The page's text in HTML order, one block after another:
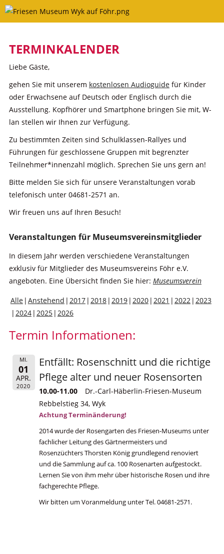
Skip
TERMINKALENDER
Liebe Gäste,
gehen Sie mit unserem kostenlosen Audioguidefür Kinder
oder Erwachsene auf Deutsch oder Englisch durch die
Ausstellung. Kopfhörer und Smartphone bringen Sie mit, W-
lan stellen wir Ihnen zur Verfügung.
Zu bestimmten Zeiten sind Schulklassen-Rallyes und
Führungen für geschlossene Gruppen mit begrenzter
Teilnehmer*innenzahl möglich. Sprechen Sie uns gern an!
Bitte melden Sie sich für unsere Veranstaltungen vorab
telefonisch unter 04681-2571 an.
Wir freuen uns auf Ihren Besuch!
Veranstaltungen für Museumsvereinsmitglieder
In diesem Jahr werden verschiedene Veranstaltungen
exklusiv für Mitglieder des Museumsvereins Föhr e.V.
angeboten. Eine Übersicht finden Sie hier: Museumsverein
Alle Anstehend 2017 2018 2019 2020 2021 2022
2023
2024 2025 2026
Termin Informationen:
MI.
01
APR.
2020
Entfällt: Rosenschnitt und die richtige
Pflege alter und neuer Rosensorten
10.00-11.00
Dr.-Carl-Häberlin-Friesen-Museum
Rebbelstieg 34, Wyk
Achtung Terminänderung!
2014 wurde der Rosengarten des Friesen-Museums unter
fachlicher Leitung des Gärtnermeisters und
Rosenzüchters Thorsten König grundlegend renoviert
und die Sammlung auf ca. 100 Rosenarten aufgestockt.
Lernen Sie von ihm mehr über historische Rosen und ihre
fachgerechte Pflege.
Wir bitten um Voranmeldung unter Tel. 04681-2571.